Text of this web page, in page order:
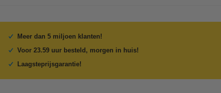
Meer dan 5 miljoen klanten!
Voor 23.59 uur besteld, morgen in huis!
Laagsteprijsgarantie!